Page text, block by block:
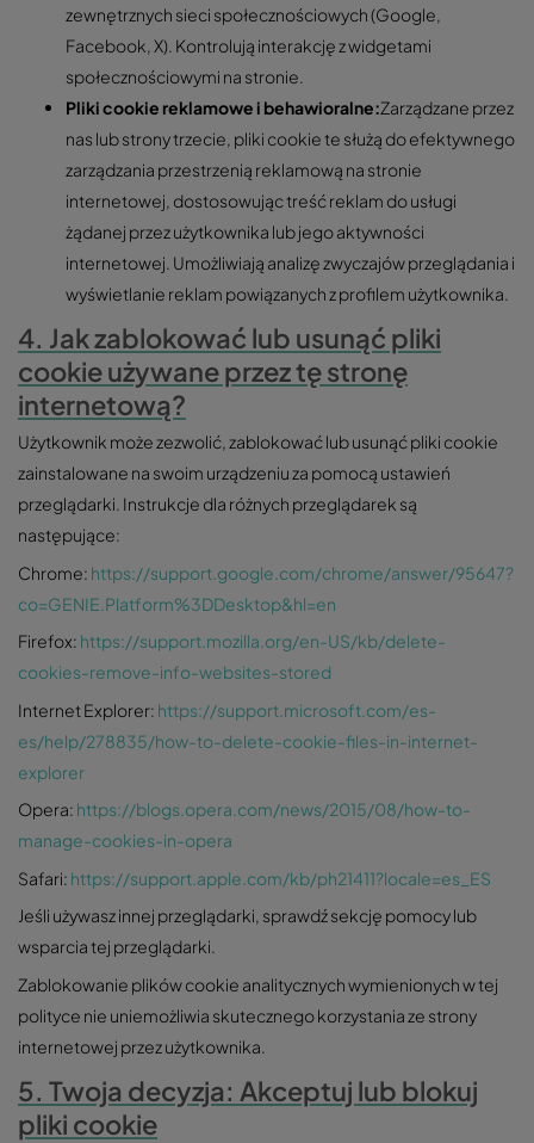
zewnętrznych sieci społecznościowych (Google,
Facebook, X). Kontrolują interakcję z widgetami
społecznościowymi na stronie.
Pliki cookie reklamowe i behawioralne:Zarządzane przez
nas lub strony trzecie, pliki cookie te służą do efektywnego
zarządzania przestrzenią reklamową na stronie
internetowej, dostosowując treść reklam do usługi
żądanej przez użytkownika lub jego aktywności
internetowej. Umożliwiają analizę zwyczajów przeglądania i
wyświetlanie reklam powiązanych z profilem użytkownika.
4. Jak zablokować lub usunąć pliki
cookie używane przez tę stronę
internetową?
Użytkownik może zezwolić, zablokować lub usunąć pliki cookie
zainstalowane na swoim urządzeniu za pomocą ustawień
przeglądarki. Instrukcje dla różnych przeglądarek są
następujące:
Chrome: https://support.google.com/chrome/answer/95647?
co=GENIE.Platform%3DDesktop&hl=en
Firefox: https://support.mozilla.org/en-US/kb/delete-
cookies-remove-info-websites-stored
Internet Explorer: https://support.microsoft.com/es-
es/help/278835/how-to-delete-cookie-files-in-internet-
explorer
Opera: https://blogs.opera.com/news/2015/08/how-to-
manage-cookies-in-opera
Safari: https://support.apple.com/kb/ph21411?locale=es_ES
Jeśli używasz innej przeglądarki, sprawdź sekcję pomocy lub
wsparcia tej przeglądarki.
Zablokowanie plików cookie analitycznych wymienionych w tej
polityce nie uniemożliwia skutecznego korzystania ze strony
internetowej przez użytkownika.
5. Twoja decyzja: Akceptuj lub blokuj
pliki cookie